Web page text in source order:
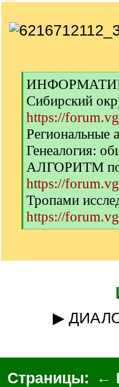
[
q
]Сибирский
https://
Региональные
Генеалогия:
АЛГОРИТМ
https://
Тропами
https://
[
]
▶
Страницы: ←